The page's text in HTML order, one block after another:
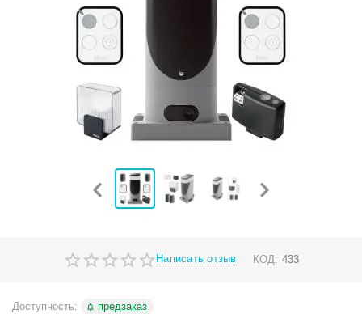
Написать отзыв КОД: 433
Доступность: предзаказ